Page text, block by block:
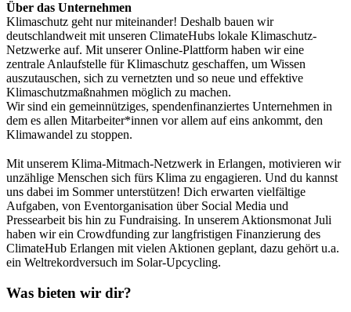
Über das Unternehmen
Klimaschutz geht nur miteinander! Deshalb bauen wir
deutschlandweit mit unseren ClimateHubs lokale Klimaschutz-
Netzwerke auf. Mit unserer Online-Plattform haben wir eine
zentrale Anlaufstelle für Klimaschutz geschaffen, um Wissen
auszutauschen, sich zu vernetzten und so neue und effektive
Klimaschutzmaßnahmen möglich zu machen.
Wir sind ein gemeinnütziges, spendenfinanziertes Unternehmen in
dem es allen Mitarbeiter*innen vor allem auf eins ankommt, den
Klimawandel zu stoppen.
Mit unserem Klima-Mitmach-Netzwerk in Erlangen, motivieren wir
unzählige Menschen sich fürs Klima zu engagieren. Und du kannst
uns dabei im Sommer unterstützen! Dich erwarten vielfältige
Aufgaben, von Eventorganisation über Social Media und
Pressearbeit bis hin zu Fundraising. In unserem Aktionsmonat Juli
haben wir ein Crowdfunding zur langfristigen Finanzierung des
ClimateHub Erlangen mit vielen Aktionen geplant, dazu gehört u.a.
ein Weltrekordversuch im Solar-Upcycling.
Was bieten wir dir?